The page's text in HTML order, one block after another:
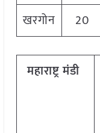
खरगोन
20
महाराष्ट्रमंडी